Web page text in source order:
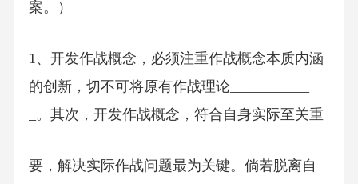
案。）
1、开发作战概念，必须注重作战概念本质内涵
的创新，切不可将原有作战理论___________
_。其次，开发作战概念，符合自身实际至关重
要，解决实际作战问题最为关键。倘若脱离自